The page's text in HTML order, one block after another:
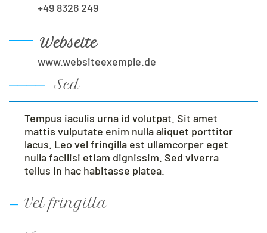
+49 8326 249
Webseite
www.websiteexemple.de
Antwort
Sed
Tempus iaculis urna id volutpat. Sit amet
mattis vulputate enim nulla aliquet porttitor
lacus. Leo vel fringilla est ullamcorper eget
nulla facilisi etiam dignissim. Sed viverra
tellus in hac habitasse platea.
Antwort anzeigen
Vel fringilla